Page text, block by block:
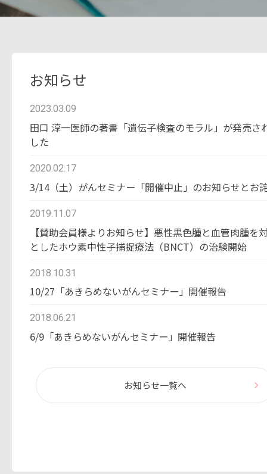
お知らせ
2023.03.09
田口 淳一医師の著書「遺伝子検査のモラル」が発売さ
した
2020.02.17
3/14（土）がんセミナー「開催中止」のお知らせとお
2019.11.07
【賛助会員様よりお知らせ】悪性黒色腫と血管肉腫を
としたホウ素中性子捕捉療法（BNCT）の治験開始
2018.10.31
10/27「あきらめないがんセミナー」開催報告
2018.06.21
6/9「あきらめないがんセミナー」開催報告
お知らせ一覧へ